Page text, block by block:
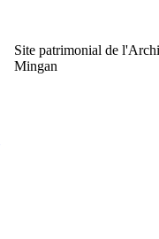
Site patrimonial de
Mingan